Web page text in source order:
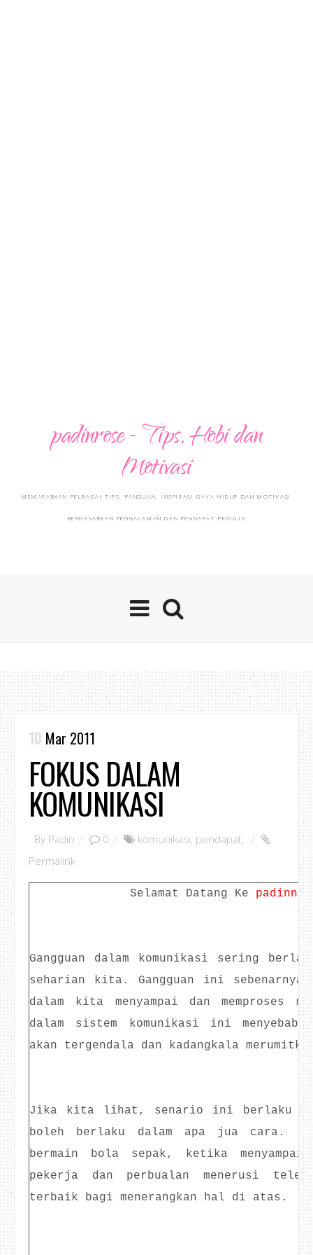
padinrose - Tips, Hobi dan
Motivasi
MEMAPARKAN PELBAGAI TIPS, PANDUAN, INSPIRASI GAYA HIDUP DAN MOTIVASI
BERDASARKAN PENGALAMAN DAN PENDAPAT PENULIS
10 Mar 2011
FOKUS DALAM
KOMUNIKASI
By Padin 0 komunikasi, pendapat,
Permalink
Selamat Datang Ke
Gangguan dalam komunikasi sering
seharian kita. Gangguan ini sebenarnya
dalam kita menyampai dan memproses
dalam sistem komunikasi ini
akan tergendala dan kadangkala
Jika kita lihat, senario ini berlaku di
boleh berlaku dalam apa jua cara.
bermain bola sepak, ketika
pekerja dan perbualan menerusi
terbaik bagi menerangkan hal di atas.